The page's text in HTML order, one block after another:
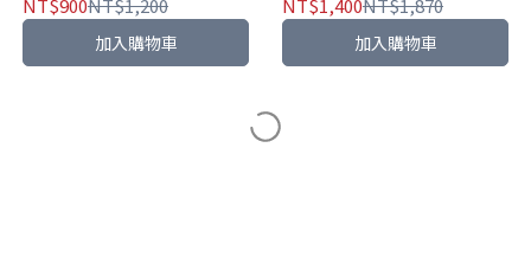
NT$900NT$1,200
加入購物車
NT$1,400NT$1,870
加入購物車